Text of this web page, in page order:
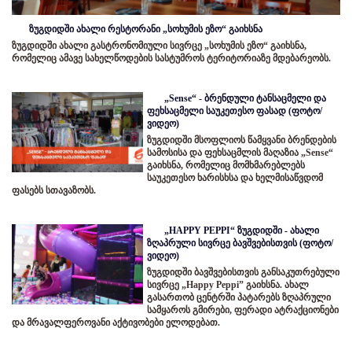
ზუგდიდში ახალი რესტორანი „სოხუმის ეზო“ გაიხსნა
ზუგდიდში ახალი გასტრონომიული სივრცე „სოხუმის ეზო“ გაიხსნა,
რომელიც ამავე სახელწოდების სასტუმროს ტერიტორიაზე მდებარეობს.
„Sense“ - ბრენდული ტანსაცმელი და
ფეხსაცმელი საუკეთესო ფასად (ფოტო/
ვიდეო)
ზუგდიდში მსოფლიოს წამყვანი ბრენდების
სამოსისა და ფეხსაცმლის მაღაზია „Sense“
გაიხსნა, რომელიც მომხმარებლებს
საუკეთესო ხარისხსა და ხელმისაწვდომ
ფასებს სთავაზობს.
„HAPPY PEPPI“ ზუგდიდში - ახალი
ზღაპრული სივრცე ბავშვებისთვის (ფოტო/
ვიდეო)
ზუგდიდში ბავშვებისთვის განსაკუთრებული
სივრცე „Happy Peppi” გაიხსნა. ახალ
გასართობ ცენტრში პატარებს ზღაპრული
სამყაროს გმირები, ფერადი ატრაქციონები
და მრავალფეროვანი აქტივობები ელოდებათ.